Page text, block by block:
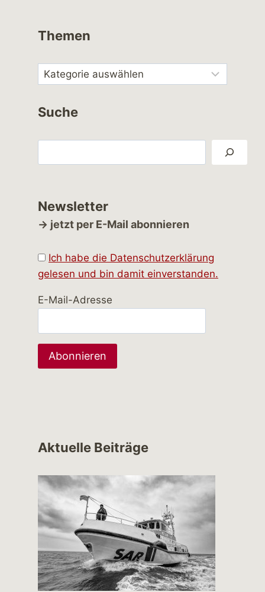
Themen
Suche
Newsletter
→ jetzt per E-Mail abonnieren
Ich habe die Datenschutzerklärung
gelesen und bin damit einverstanden.
E-Mail-Adresse
Aktuelle Beiträge